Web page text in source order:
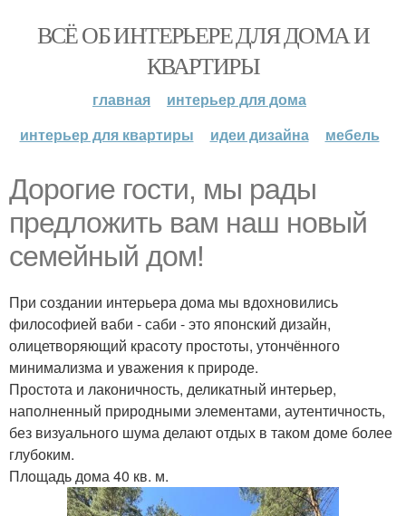
ВСЁ ОБ ИНТЕРЬЕРЕ ДЛЯ ДОМА И
КВАРТИРЫ
главная
интерьер для дома
интерьер для квартиры
идеи дизайна мебель
Дорогие гости, мы рады
предложить вам наш новый
семейный дом!
При создании интерьера дома мы вдохновились
философией ваби - саби - это японский дизайн,
олицетворяющий красоту простоты, утончённого
минимализма и уважения к природе.
Простота и лаконичность, деликатный интерьер,
наполненный природными элементами, аутентичность,
без визуального шума делают отдых в таком доме более
глубоким.
Площадь дома 40 кв. м.